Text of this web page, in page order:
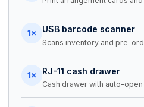
1× USB barcode scanner
Scans inventory and pre-
1× RJ-11 cash drawer
Cash drawer with auto-open